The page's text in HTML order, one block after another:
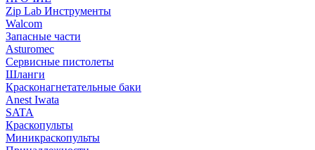
Zip Lab Инструменты
Walсom
Запасные части
Asturomec
Сервисные пистолеты
Шланги
Красконагнетательные баки
Anest Iwata
SATA
Краскопульты
Миникраскопульты